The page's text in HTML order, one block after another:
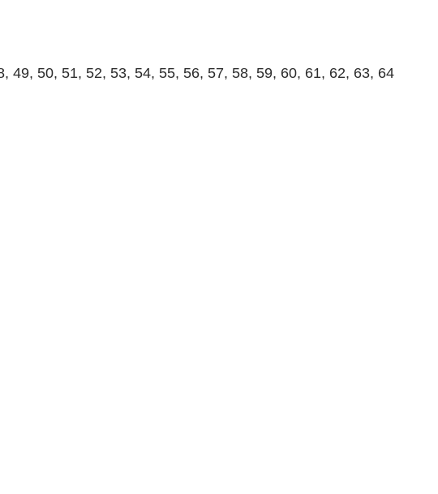
49, 50, 51, 52, 53, 54, 55, 56, 57, 58, 59, 60, 61, 62, 63, 64